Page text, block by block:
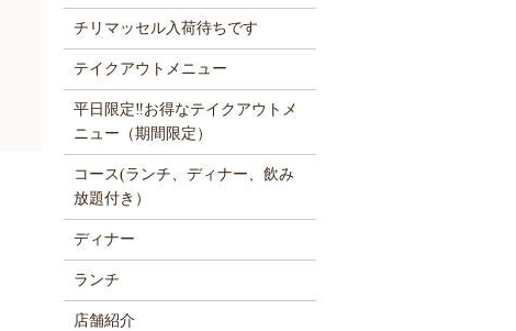
チリマッセル入荷待ちです
テイクアウトメニュー
平日限定‼お得なテイクアウトメ
ニュー（期間限定）
コース(ランチ、ディナー、飲み
放題付き）
ディナー
ランチ
店舗紹介